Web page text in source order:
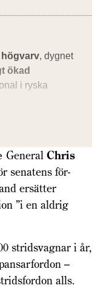
, dygnet
ökad
i ryska
Gener­al Chris
senatens för­­
ersätter
”i en aldrig
stridsvagnar i år,
–
alls.